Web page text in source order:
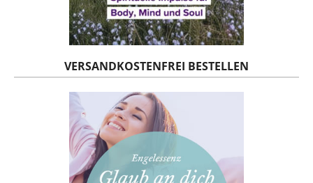
VERSANDKOSTENFREI BESTELLEN